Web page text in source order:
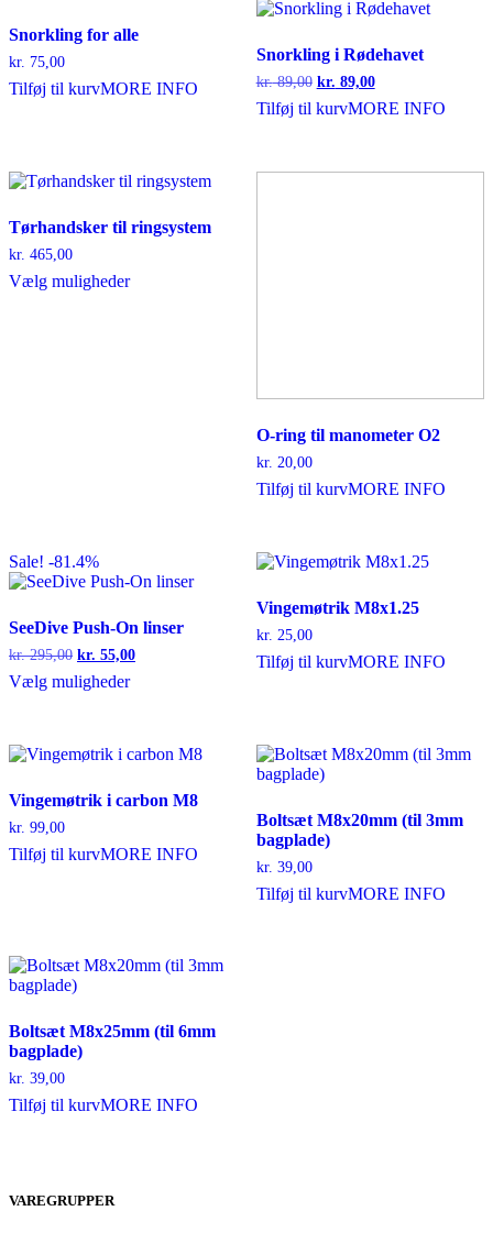
Snorkling for alle
kr. 75,00
Tilføj til kurvMORE INFO
Snorkling i Rødehavet
kr.89,00 Den
oprindelige
pris
kr. 89,00Den
aktuelle
pris
Tilføj til kurvMORE INFO
Tørhandsker til ringsystem
kr. 465,00
Vælg mulighederDette
O-ring til manometer O2
kr. 20,00
Tilføj til kurvMORE INFO
Sale! -81.4%
SeeDive Push-On linser
kr.295,00 Den
oprindelige
pris
kr. 55,00Den
Vælg mulighederDette
varianter.
kan
varesiden
Vingemøtrik M8x1.25
kr. 25,00
Tilføj til kurvMORE INFO
Vingemøtrik i carbon M8
kr. 99,00
Tilføj til kurvMORE INFO
Boltsæt M8x20mm (til 3mm
bagplade)
kr. 39,00
Tilføj til kurvMORE INFO
Boltsæt M8x25mm (til 6mm
bagplade)
kr. 39,00
Tilføj til kurvMORE INFO
VAREGRUPPER